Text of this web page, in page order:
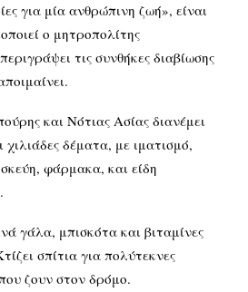
για μία ανθρώπινη ζωή», είναι
ο μητροπολίτης
τις συνθήκες διαβίωσης
και Νότιας Ασίας διανέμει
δέματα, με ιματισμό,
φάρμακα, και είδη
γάλα, μπισκότα και βιταμίνες
σπίτια για πολύτεκνες
ζουν στον δρόμο.